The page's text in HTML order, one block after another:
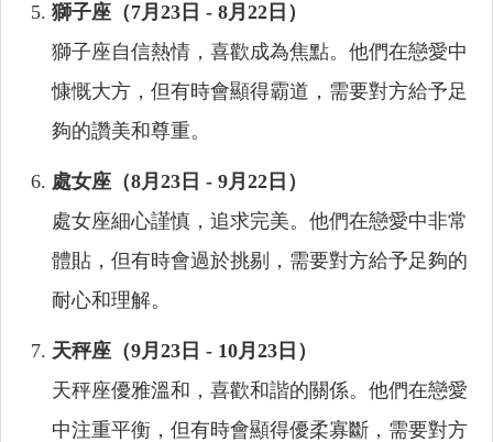
獅子座（7月23日 - 8月22日）
獅子座自信熱情，喜歡成為焦點。他們在戀愛中
慷慨大方，但有時會顯得霸道，需要對方給予足
夠的讚美和尊重。
處女座（8月23日 - 9月22日）
處女座細心謹慎，追求完美。他們在戀愛中非常
體貼，但有時會過於挑剔，需要對方給予足夠的
耐心和理解。
天秤座（9月23日 - 10月23日）
天秤座優雅溫和，喜歡和諧的關係。他們在戀愛
中注重平衡，但有時會顯得優柔寡斷，需要對方